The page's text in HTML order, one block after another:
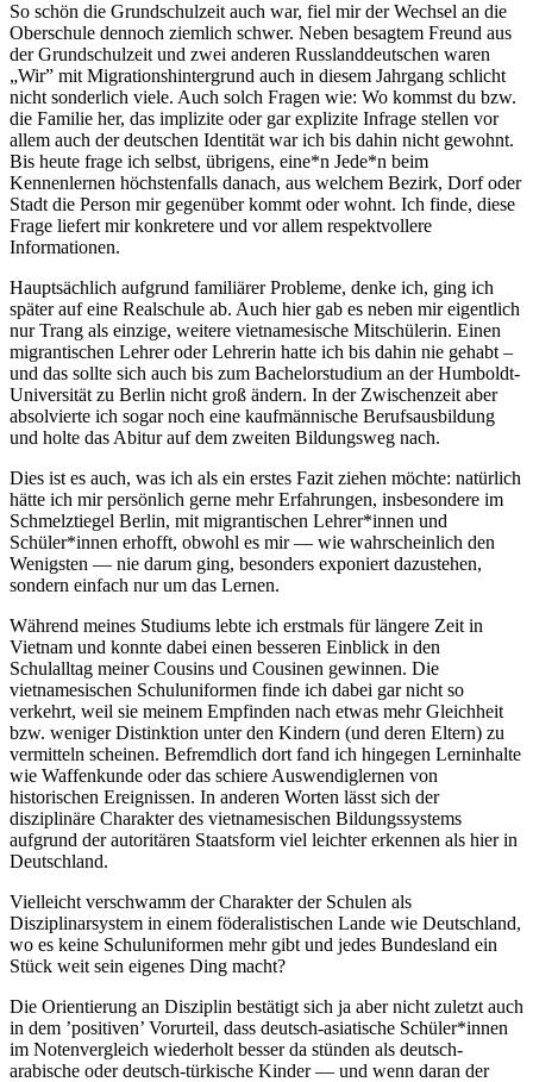
So schön die Grundschulzeit auch war, fiel mir der Wechsel an die
Oberschule dennoch ziemlich schwer. Neben besagtem Freund aus
der Grundschulzeit und zwei anderen Russlanddeutschen waren
„Wir” mit Migrationshintergrund auch in diesem Jahrgang schlicht
nicht sonderlich viele. Auch solch Fragen wie: Wo kommst du bzw.
die Familie her, das implizite oder gar explizite Infrage stellen vor
allem auch der deutschen Identität war ich bis dahin nicht gewohnt.
Bis heute frage ich selbst, übrigens, eine*n Jede*n beim
Kennenlernen höchstenfalls danach, aus welchem Bezirk, Dorf oder
Stadt die Person mir gegenüber kommt oder wohnt. Ich finde, diese
Frage liefert mir konkretere und vor allem respektvollere
Informationen.
Hauptsächlich aufgrund familiärer Probleme, denke ich, ging ich
später auf eine Realschule ab. Auch hier gab es neben mir eigentlich
nur Trang als einzige, weitere vietnamesische Mitschülerin. Einen
migrantischen Lehrer oder Lehrerin hatte ich bis dahin nie gehabt –
und das sollte sich auch bis zum Bachelorstudium an der Humboldt-
Universität zu Berlin nicht groß ändern. In der Zwischenzeit aber
absolvierte ich sogar noch eine kaufmännische Berufsausbildung
und holte das Abitur auf dem zweiten Bildungsweg nach.
Dies ist es auch, was ich als ein erstes Fazit ziehen möchte: natürlich
hätte ich mir persönlich gerne mehr Erfahrungen, insbesondere im
Schmelztiegel Berlin, mit migrantischen Lehrer*innen und
Schüler*innen erhofft, obwohl es mir — wie wahrscheinlich den
Wenigsten — nie darum ging, besonders exponiert dazustehen,
sondern einfach nur um das Lernen.
Während meines Studiums lebte ich erstmals für längere Zeit in
Vietnam und konnte dabei einen besseren Einblick in den
Schulalltag meiner Cousins und Cousinen gewinnen. Die
vietnamesischen Schuluniformen finde ich dabei gar nicht so
verkehrt, weil sie meinem Empfinden nach etwas mehr Gleichheit
bzw. weniger Distinktion unter den Kindern (und deren Eltern) zu
vermitteln scheinen. Befremdlich dort fand ich hingegen Lerninhalte
wie Waffenkunde oder das schiere Auswendiglernen von
historischen Ereignissen. In anderen Worten lässt sich der
disziplinäre Charakter des vietnamesischen Bildungssystems
aufgrund der autoritären Staatsform viel leichter erkennen als hier in
Deutschland.
Vielleicht verschwamm der Charakter der Schulen als
Disziplinarsystem in einem föderalistischen Lande wie Deutschland,
wo es keine Schuluniformen mehr gibt und jedes Bundesland ein
Stück weit sein eigenes Ding macht?
Die Orientierung an Disziplin bestätigt sich ja aber nicht zuletzt auch
in dem ’positiven’ Vorurteil, dass deutsch-asiatische Schüler*innen
im Notenvergleich wiederholt besser da stünden als deutsch-
arabische oder deutsch-türkische Kinder — und wenn daran der